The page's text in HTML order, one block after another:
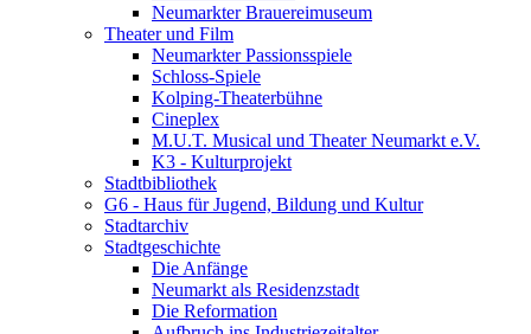
Neumarkter Brauereimuseum
Theater und Film
Neumarkter Passionsspiele
Schloss-Spiele
Kolping-Theaterbühne
Cineplex
M.U.T. Musical und Theater Neumarkt e.V.
K3 - Kulturprojekt
Stadtbibliothek
G6 - Haus für Jugend, Bildung und Kultur
Stadtarchiv
Stadtgeschichte
Die Anfänge
Neumarkt als Residenzstadt
Die Reformation